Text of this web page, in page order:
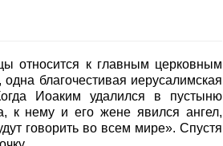
относится к главным церковным
благочестивая иерусалимская
Иоаким удалился в пустыню
к нему и его жене явился ангел,
говорить во всем мире». Спустя